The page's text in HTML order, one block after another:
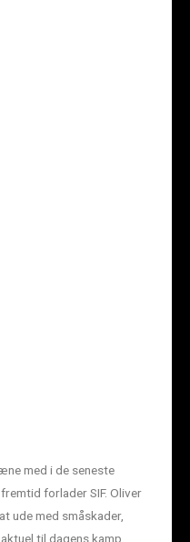
med i de seneste
forlader SIF. Oliver
ude med småskader,
til dagens kamp,